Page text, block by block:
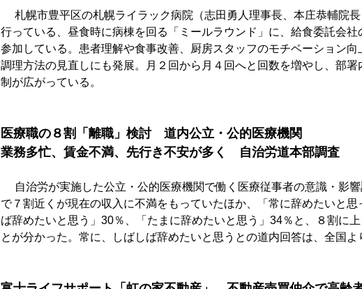
札幌市豊平区の札幌ライラック病院（志田勇人理事長、本庄恭輔院
行っている、昼食時に病棟を回る「ミールラウンド」に、給食委託会
参加している。患者理解や食事改善、厨房スタッフのモチベーション
調理方法の見直しにも発展。月２回から月４回へと回数を増やし、部
制が広がっている。
医療職の８割「離職」検討　道内公立・公的医療機関
業務多忙、賃金不満、先行き不安が多く　自治労道本部調査
自治労が実施した公立・公的医療機関で働く医療従事者の意識・影
で７割近くが現在の収入に不満をもっていたほか、「常に辞めたいと
ば辞めたいと思う」30％、「たまに辞めたいと思う」34％と、８割に
とが分かった。常に、しばしば辞めたいと思うとの道内回答は、全国よ